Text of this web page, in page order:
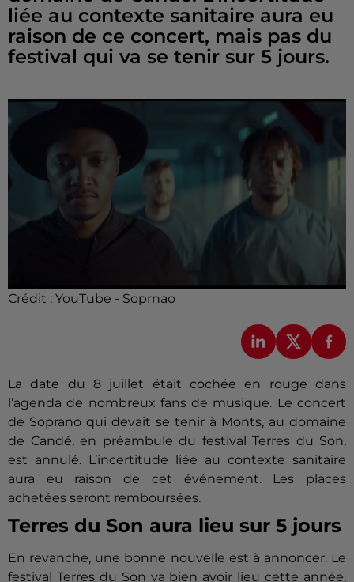
liée au contexte sanitaire aura eu
raison de ce concert, mais pas du
festival qui va se tenir sur 5 jours.
Crédit : YouTube - Soprnao
La date du 8 juillet était cochée en rouge dans
l’agenda de nombreux fans de musique. Le concert
de Soprano qui devait se tenir à Monts, au domaine
de Candé, en préambule du festival Terres du Son,
est annulé. L’incertitude liée au contexte sanitaire
aura eu raison de cet événement.
Les places
achetées seront remboursées.
Terres du Son aura lieu sur 5 jours
En revanche, une bonne nouvelle est à annoncer. Le
festival Terres du Son va bien avoir lieu cette année,